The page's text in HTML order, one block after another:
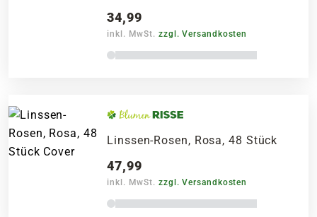
34,99
inkl. MwSt. zzgl. Versandkosten
Linssen-Rosen, Rosa, 48 Stück
47,99
inkl. MwSt. zzgl. Versandkosten